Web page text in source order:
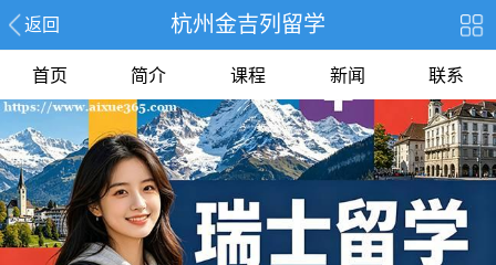
返回 杭州金吉列留学
首页 简介 课程 新闻 联系